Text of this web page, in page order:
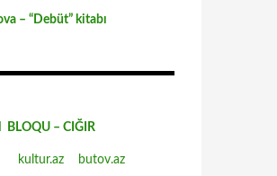
– “Debüt” kitabı
BLOQU – CIĞIR
kultur.az butov.az